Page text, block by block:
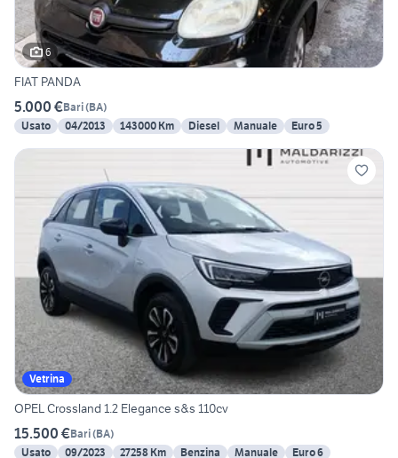
6
FIAT PANDA
5.000 €Bari(BA)
Usato
04/2013 143000 Km Diesel Manuale Euro 5
Vetrina
OPEL Crossland 1.2 Elegance s&s 110cv
15.500 €Bari(BA)
Usato
09/2023 27258 Km Benzina Manuale Euro 6